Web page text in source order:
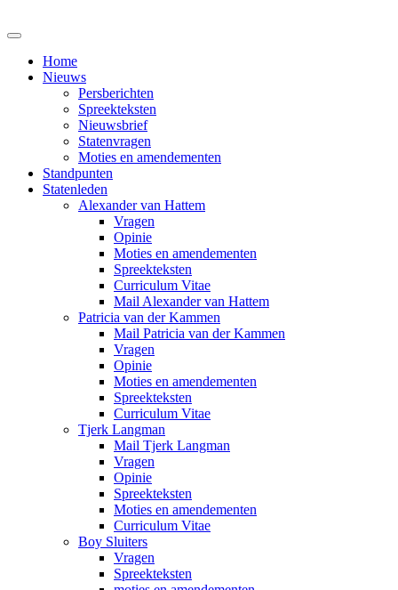
Home
Nieuws
Persberichten
Spreekteksten
Nieuwsbrief
Statenvragen
Moties en amendementen
Standpunten
Statenleden
Alexander van Hattem
Vragen
Opinie
Moties en amendementen
Spreekteksten
Curriculum Vitae
Mail Alexander van Hattem
Patricia van der Kammen
Mail Patricia van der Kammen
Vragen
Opinie
Moties en amendementen
Spreekteksten
Curriculum Vitae
Tjerk Langman
Mail Tjerk Langman
Vragen
Opinie
Spreekteksten
Moties en amendementen
Curriculum Vitae
Boy Sluiters
Vragen
Spreekteksten